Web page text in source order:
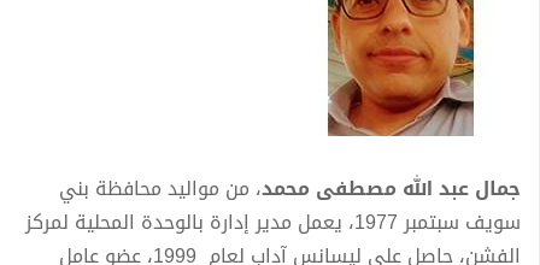
جمال عبد الله مصطفى محمد، من مواليد محافظة بني
سويف سبتمبر 1977، يعمل مدير إدارة بالوحدة المحلية لمركز
الفشن، حاصل علي ليسانس آداب لعام 1999، عضو عامل